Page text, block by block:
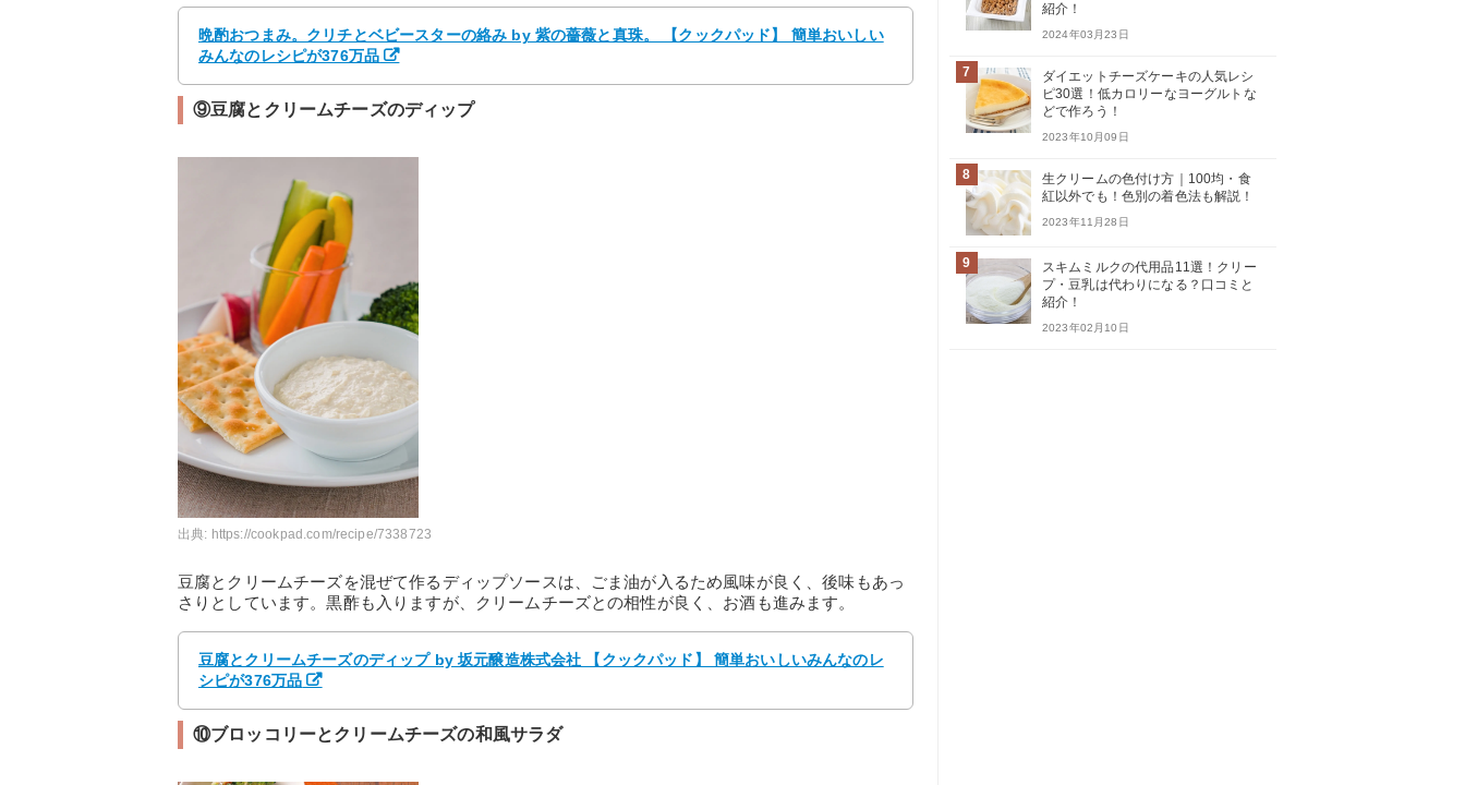
晩酌おつまみ。クリチとベビースターの絡み by 紫の薔薇と真珠。 【クックパッド】 簡単おいしい
みんなのレシピが376万品
⑨豆腐とクリームチーズのディップ
出典: https://cookpad.com/recipe/7338723
豆腐とクリームチーズを混ぜて作るディップソースは、ごま油が入るため風味が良く、後味もあっ
さりとしています。黒酢も入りますが、クリームチーズとの相性が良く、お酒も進みます。
豆腐とクリームチーズのディップ by 坂元醸造株式会社 【クックパッド】 簡単おいしいみんなのレ
シピが376万品
⑩ブロッコリーとクリームチーズの和風サラダ
紹介！
2024年03月23日
7
ダイエットチーズケーキの人気レシ
ピ30選！低カロリーなヨーグルトな
どで作ろう！
2023年10月09日
8
生クリームの色付け方｜100均・食
紅以外でも！色別の着色法も解説！
2023年11月28日
9
スキムミルクの代用品11選！クリー
プ・豆乳は代わりになる？口コミと
紹介！
2023年02月10日